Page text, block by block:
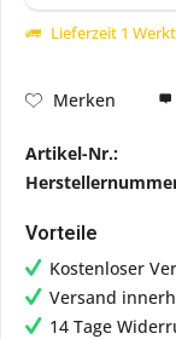
Lieferzeit 1
Merken
Artikel-Nr.:
Vorteile
Kostenloser
Versand
14 Tage